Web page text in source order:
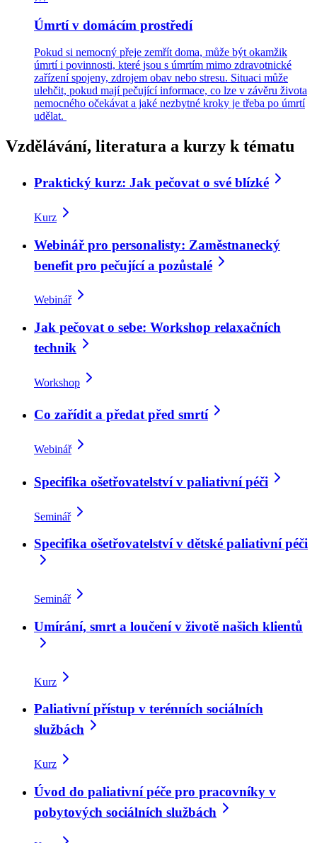
Úmrtí v domácím prostředí
Pokud si nemocný přeje zemřít doma, může být okamžik
úmrtí i povinnosti, které jsou s úmrtím mimo zdravotnické
zařízení spojeny, zdrojem obav nebo stresu. Situaci může
ulehčit, pokud mají pečující informace, co lze v závěru života
nemocného očekávat a jaké nezbytné kroky je třeba po úmrtí
udělat.
Vzdělávání, literatura a kurzy k tématu
Praktický kurz: Jak pečovat o své blízké
Kurz
Webinář pro personalisty: Zaměstnanecký
benefit pro pečující a pozůstalé
Webinář
Jak pečovat o sebe: Workshop relaxačních
technik
Workshop
Co zařídit a předat před smrtí
Webinář
Specifika ošetřovatelství v paliativní péči
Seminář
Specifika ošetřovatelství v dětské paliativní péči
Seminář
Umírání, smrt a loučení v životě našich klientů
Kurz
Paliativní přístup v terénních sociálních
službách
Kurz
Úvod do paliativní péče pro pracovníky v
pobytových sociálních službách